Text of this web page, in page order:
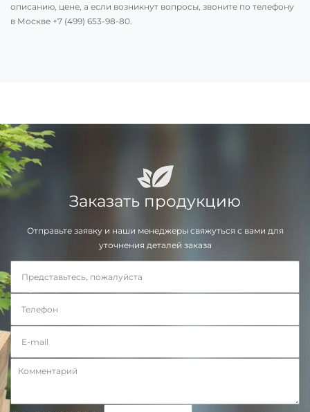
описанию, цене, а если возникнут вопросы, звоните по телефону
в Москве +7 (499) 653-98-80.
Заказать продукцию
Отправьте заявку и наши менеджеры свяжуться с вами для
уточнения деталей заказа